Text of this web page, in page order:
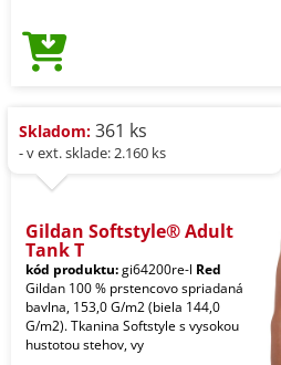
Skladom: 361 ks
- v ext. sklade: 2.160 ks
Gildan Softstyle® Adult
Tank T
kód produktu:gi64200re-l Red
Gildan 100 % prstencovo spriadaná
bavlna, 153,0 G/m2 (biela 144,0
G/m2). Tkanina Softstyle s vysokou
hustotou stehov, vy